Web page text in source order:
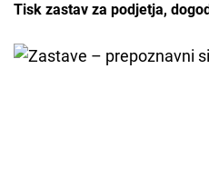
Tisk zastav za podjetja,